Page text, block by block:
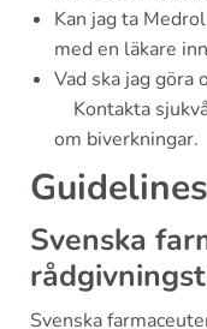
Kan jag ta
med en läkare
Vad ska jag göra
Kontakta
om biverkningar.
Svenska
Svenska